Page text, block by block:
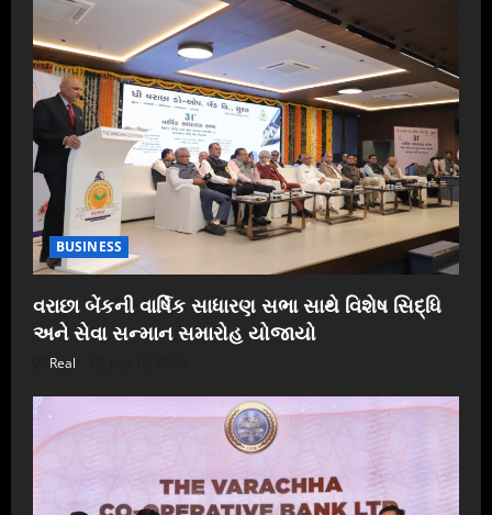
BUSINESS
વરાછા બેંકની વાર્ષિક સાધારણ સભા સાથે વિશેષ સિદ્ધિ
અને સેવા સન્માન સમારોહ યોજાયો
Real